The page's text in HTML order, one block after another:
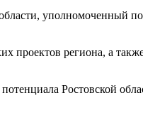
уполномоченный
проектов региона, а
Ростовской